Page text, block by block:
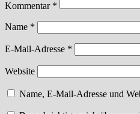
Kommentar *
Name *
E-Mail-Adresse *
Website
Name, E-Mail-Adresse und